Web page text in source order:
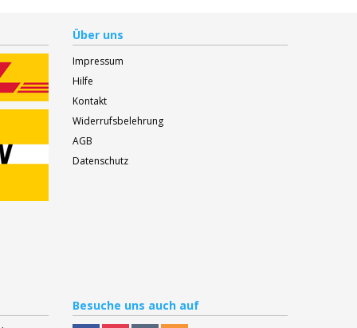
Über uns
Impressum
Hilfe
Kontakt
Widerrufsbelehrung
AGB
Datenschutz
Besuche uns auch auf